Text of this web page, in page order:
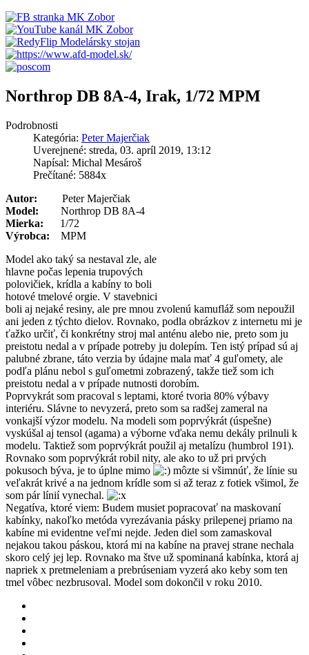
Northrop DB 8A-4, Irak, 1/72 MPM
Podrobnosti
Kategória: Peter Majerčiak
Uverejnené: streda, 03. apríl 2019, 13:12
Napísal: Michal Mesároš
Prečítané: 5884x
Autor:
Peter Majerčiak
Model:
Northrop DB 8A-4
Mierka:
1/72
Výrobca: MPM
Model ako taký sa nestaval zle, ale
hlavne počas lepenia trupových
polovičiek, krídla a kabíny to boli
hotové tmelové orgie. V stavebnici
boli aj nejaké resiny, ale pre mnou zvolenú kamufláž som nepoužil
ani jeden z týchto dielov. Rovnako, podla obrázkov z internetu mi je
ťažko určiť, či konkrétny stroj mal anténu alebo nie, preto som ju
preistotu nedal a v prípade potreby ju dolepím. Ten istý prípad sú aj
palubné zbrane, táto verzia by údajne mala mať 4 guľomety, ale
podľa plánu nebol s guľometmi zobrazený, takže tiež som ich
preistotu nedal a v prípade nutnosti dorobím.
Poprvykrát som pracoval s leptami, ktoré tvoria 80% výbavy
interiéru. Slávne to nevyzerá, preto som sa radšej zameral na
vonkajší výzor modelu. Na modeli som poprvýkrát (úspešne)
vyskúšal aj tensol (agama) a výborne vďaka nemu dekály prilnuli k
modelu. Taktiež som poprvýkrát použil aj metalízu (humbrol 191).
Rovnako som poprvýkrát robil nity, ale ako to už pri prvých
pokusoch býva, je to úplne mimo
môzte si všimnúť, že línie su
veľakrát krivé a na jednom krídle som si až teraz z fotiek všimol, že
som pár línií vynechal.
Negatíva, ktoré viem: Budem musiet popracovať na maskovaní
kabínky, nakoľko metóda vyrezávania pásky prilepenej priamo na
kabíne mi evidentne veľmi nejde. Jeden diel som zamaskoval
nejakou takou páskou, ktorá mi na kabíne na pravej strane nechala
skoro celý jej lep. Rovnako ma štve už spominaná kabínka, ktorá aj
napriek x pretmeleniam a prebrúseniam vyzerá ako keby som ten
tmel vôbec nezbrusoval. Model som dokončil v roku 2010.